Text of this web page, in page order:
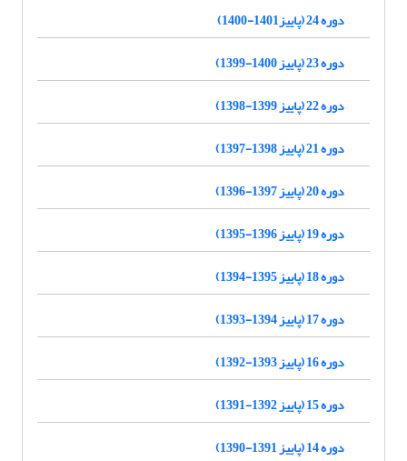
دوره 24 (پاییز1401-1400)
دوره 23 (پاییز 1400-1399)
دوره 22 (پاییز 1399-1398)
دوره 21 (پاییز 1398-1397)
دوره 20 (پاییز 1397-1396)
دوره 19 (پاییز 1396-1395)
دوره 18 (پاییز 1395-1394)
دوره 17 (پاییز 1394-1393)
دوره 16 (پاییز 1393-1392)
دوره 15 (پاییز 1392-1391)
دوره 14 (پاییز 1391-1390)